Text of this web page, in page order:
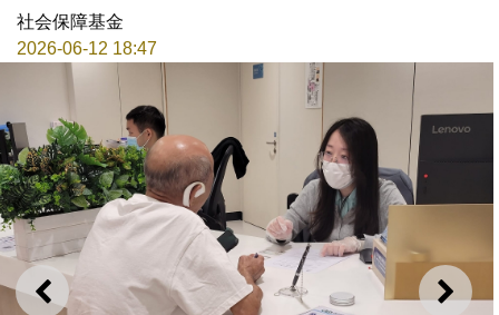
社会保障基金
2026-06-12 18:47
上一则 下一